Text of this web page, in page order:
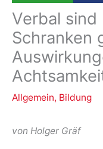
Verbal
Schranken
Allgemein, Bildung
von Holger Gräf